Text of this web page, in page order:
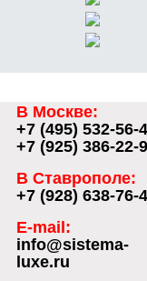
В Москве:
+7 (495) 532-56-
+7 (925) 386-22-
В Ставрополе:
+7 (928) 638-76-
E-mail:
info@sistema-
luxe.ru